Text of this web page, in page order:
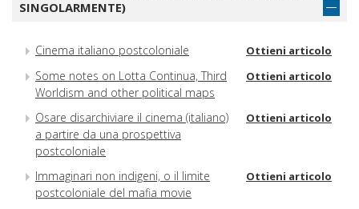
SINGOLARMENTE)
Cinema italiano postcoloniale Ottieni articolo
Some notes on Lotta Continua, Third
Worldism and other political maps
Ottieni articolo
Osare disarchiviare il cinema (italiano)
a partire da una prospettiva
postcoloniale
Ottieni articolo
Immaginari non indigeni, o il limite
postcoloniale del mafia movie
Ottieni articolo